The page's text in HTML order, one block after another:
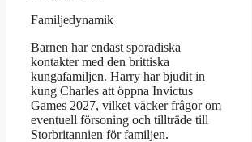
Familjedynamik
Barnen har endast sporadiska
kontakter med den brittiska
kungafamiljen. Harry har bjudit in
kung Charles att öppna Invictus
Games 2027, vilket väcker frågor om
eventuell försoning och tillträde till
Storbritannien för familjen.